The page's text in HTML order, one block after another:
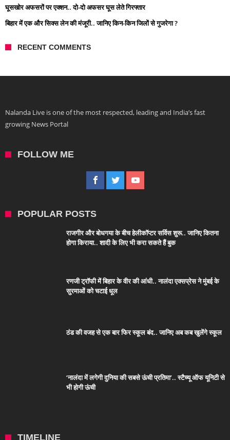
घूसखोर अफसरों पर एक्शन.. दो-दो अफसर घूस लेते गिरफ्तार
बिहार में एक और सिक्स लेन की मंजूरी.. जानिए किन-किन जिलों से गुजरेगा ?
RECENT COMMENTS
Nalanda Live is one of the most respected, leading and India’s fast
growing News Portal
FOLLOW ME
POPULAR POSTS
राजगीर और बोधगया के बीच हेलीकॉप्टर सर्विस शुरू.. जानिए कितना
होगा किराया.. शादी के लिए भी करा सकते हैं बुक
रणजी ट्रॉफी में बिहार के वीर की आंधी.. नालंदा एक्सप्रेस ने मुंबई के
सुरमाओं को चटाई धूल
ठंड की वजह से एक बार फिर स्कूल बंद.. जानिए अब कब खुलेंगे स्कूल
‘नालंदा में लगेगी दुनिया की सबसे ऊंची प्रतिमा’.. स्टैच्यू ऑफ यूनिटी से
भी होगी ऊंची
TIMELINE